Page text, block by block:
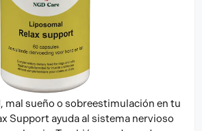
mal sueño o sobreestimulación en tu
Support ayuda al sistema nervioso